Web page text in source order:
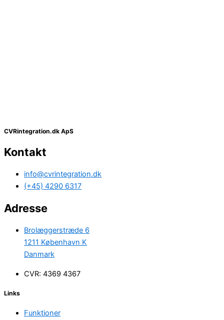
CVRintegration.dk ApS
Kontakt
info@cvrintegration.dk
(+45) 4290 6317
Adresse
Brolæggerstræde 6
1211 København K
Danmark
CVR: 4369 4367
Links
Funktioner